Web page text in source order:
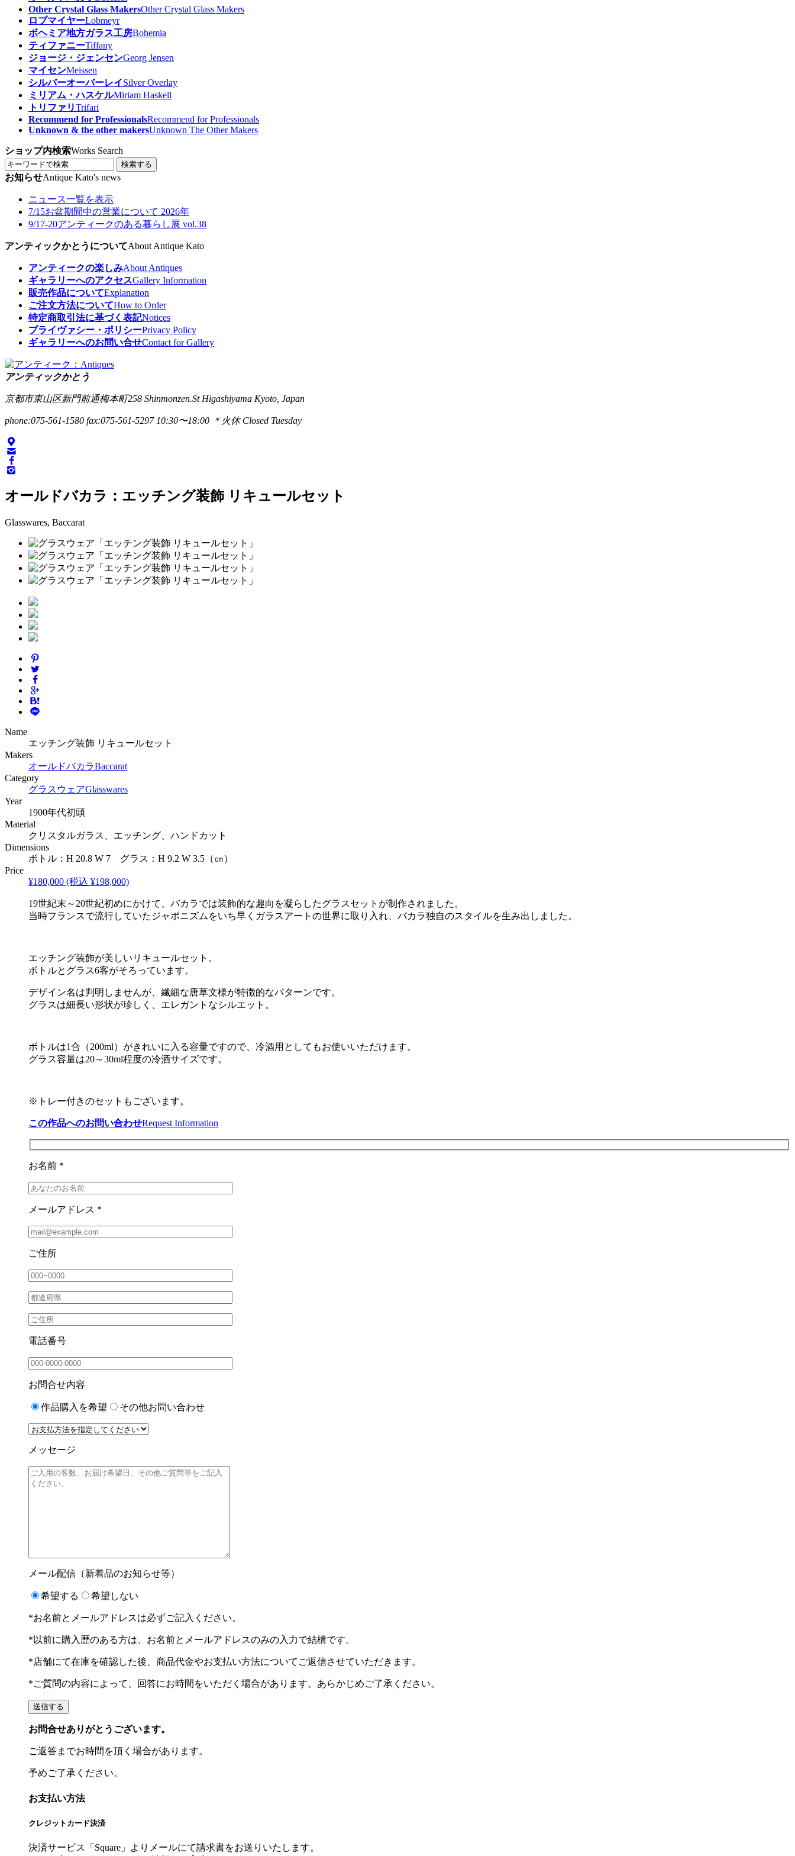
Other Crystal Glass MakersOther Crystal Glass Makers
ロブマイヤーLobmeyr
ボヘミア地方ガラス工房Bohemia
ティファニーTiffany
ジョージ・ジェンセンGeorg Jensen
マイセンMeissen
シルバーオーバーレイSilver Overlay
ミリアム・ハスケルMiriam Haskell
トリファリTrifari
Recommend for ProfessionalsRecommend for Professionals
Unknown & the other makersUnknown The Other Makers
ショップ内検索Works Search
検索する
お知らせAntique Kato's news
ニュース一覧を表示
7/15お盆期間中の営業について 2026年
9/17-20アンティークのある暮らし展 vol.38
アンティックかとうについてAbout Antique Kato
アンティークの楽しみAbout Antiques
ギャラリーへのアクセスGallery Information
販売作品についてExplanation
ご注文方法についてHow to Order
特定商取引法に基づく表記Notices
プライヴァシー・ポリシーPrivacy Policy
ギャラリーへのお問い合せContact for Gallery
アンティックかとう
京都市東山区新門前通梅本町258 Shinmonzen.St Higashiyama Kyoto, Japan
phone:075-561-1580 fax:075-561-5297 10:30〜18:00 ＊火休 Closed Tuesday
オールドバカラ：エッチング装飾 リキュールセット
Glasswares, Baccarat
Name
エッチング装飾 リキュールセット
Makers
オールドバカラBaccarat
Category
グラスウェアGlasswares
Year
1900年代初頭
Material
クリスタルガラス、エッチング、ハンドカット
Dimensions
ボトル：H 20.8 W 7 グラス：H 9.2 W 3.5（㎝）
Price
¥180,000 (税込 ¥198,000)
19世紀末～20世紀初めにかけて、バカラでは装飾的な趣向を凝らしたグラスセットが制作されました。
当時フランスで流行していたジャポニズムをいち早くガラスアートの世界に取り入れ、バカラ独自のスタイルを生み出しました。
エッチング装飾が美しいリキュールセット。
ボトルとグラス6客がそろっています。
デザイン名は判明しませんが、繊細な唐草文様が特徴的なパターンです。
グラスは細長い形状が珍しく、エレガントなシルエット。
ボトルは1合（200ml）がきれいに入る容量ですので、冷酒用としてもお使いいただけます。
グラス容量は20～30ml程度の冷酒サイズです。
※トレー付きのセットもございます。
この作品へのお問い合わせRequest Information
お名前 *
メールアドレス *
ご住所
電話番号
お問合せ内容
作品購入を希望 その他お問い合わせ
メッセージ
メール配信（新着品のお知らせ等）
希望する 希望しない
*お名前とメールアドレスは必ずご記入ください。
*以前に購入歴のある方は、お名前とメールアドレスのみの入力で結構です。
*店舗にて在庫を確認した後、商品代金やお支払い方法についてご返信させていただきます。
*ご質問の内容によって、回答にお時間をいただく場合があります。あらかじめご了承ください。
お問合せありがとうございます。
ご返答までお時間を頂く場合があります。
予めご了承ください。
お支払い方法
クレジットカード決済
決済サービス「Square」よりメールにて請求書をお送りいたします。